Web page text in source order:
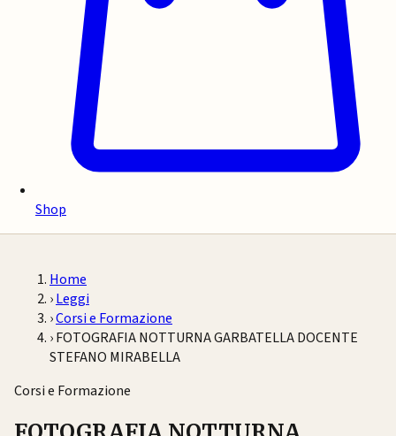
Shop
Home
›Leggi
›Corsi e Formazione
›FOTOGRAFIA NOTTURNA GARBATELLA DOCENTE
STEFANO MIRABELLA
Corsi e Formazione